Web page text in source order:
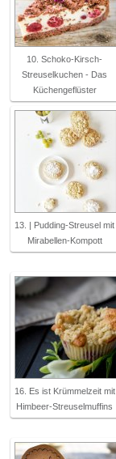
10. Schoko-Kirsch-
Streuselkuchen - Das
Küchengeflüster
13. | Pudding-Streusel mit
Mirabellen-Kompott
16. Es ist Krümmelzeit mit
Himbeer-Streuselmuffins